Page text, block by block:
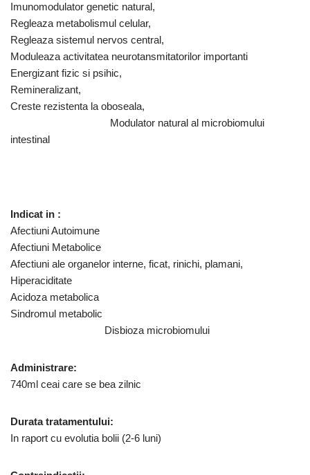
Imunomodulator genetic natural,
Regleaza metabolismul celular,
Regleaza sistemul nervos central,
Moduleaza activitatea neurotansmitatorilor importanti
Energizant fizic si psihic,
Remineralizant,
Creste rezistenta la oboseala,
Modulator natural al microbiomului
intestinal
Indicat in :
Afectiuni Autoimune
Afectiuni Metabolice
Afectiuni ale organelor interne, ficat, rinichi, plamani,
Hiperaciditate
Acidoza metabolica
Sindromul metabolic
Disbioza microbiomului
Administrare:
740ml ceai care se bea zilnic
Durata tratamentului:
In raport cu evolutia bolii (2-6 luni)